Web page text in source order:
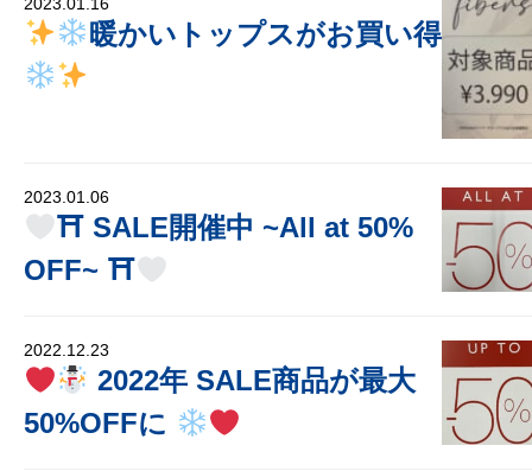
暖かいトップスがお買い得
2023.01.06
⛩ SALE開催中 ~All at 50%
OFF~ ⛩
2022.12.23
2022年 SALE商品が最大
50%OFFに